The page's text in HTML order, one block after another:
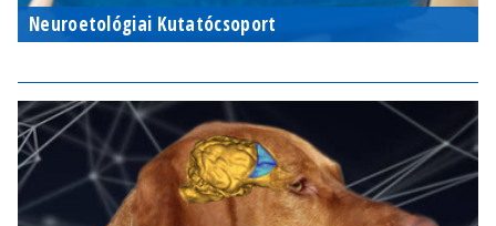
Neuroetológiai Kutatócsoport